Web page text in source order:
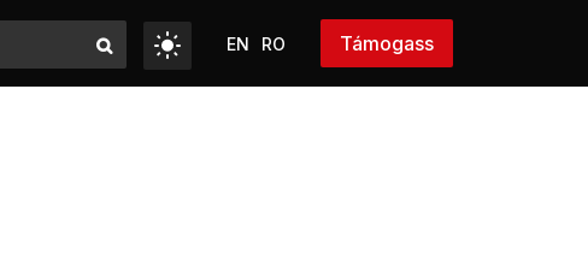
EN RO Támogass